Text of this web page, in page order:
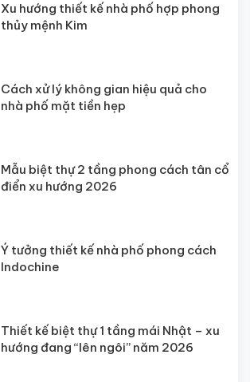
Xu hướng thiết kế nhà phố hợp phong
thủy mệnh Kim
Cách xử lý không gian hiệu quả cho
nhà phố mặt tiền hẹp
Mẫu biệt thự 2 tầng phong cách tân cổ
điển xu hướng 2026
Ý tưởng thiết kế nhà phố phong cách
Indochine
Thiết kế biệt thự 1 tầng mái Nhật – xu
hướng đang “lên ngôi” năm 2026